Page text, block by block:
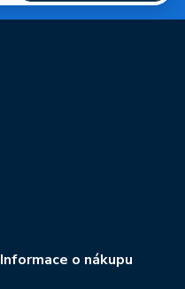
Informace o nákupu